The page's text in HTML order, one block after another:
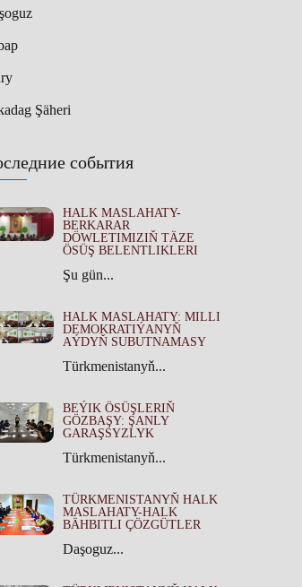
Şäheri
события
HALK MASLAHATY-
BERKARAR
DÖWLETIMIZIŇ TÄZE
ÖSÜŞ BELENTLIKLERI
Şu gün...
HALK MASLAHATY: MILLI
DEMOKRATIÝANYŇ
AÝDYŇ SUBUTNAMASY
Türkmenistanyň...
BEÝIK ÖSÜŞLERIŇ
GÖZBAŞY: ŞANLY
GARAŞSYZLYK
Türkmenistanyň...
TÜRKMENISTANYŇ HALK
MASLAHATY-HALK
BÄHBITLI ÇÖZGÜTLER
Daşoguz...